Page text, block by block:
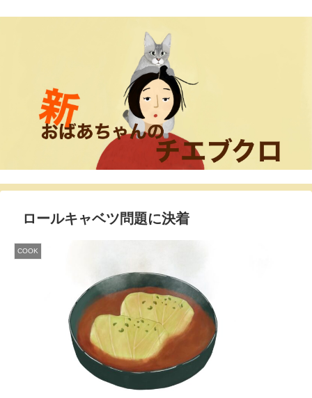
ロールキャベツ問題に決着
COOK